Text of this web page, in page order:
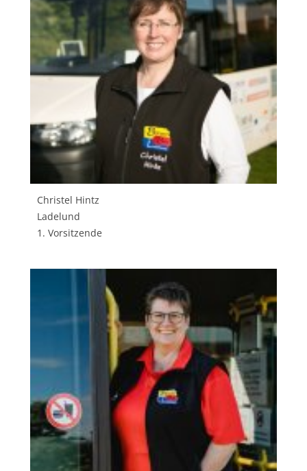
Christel Hintz
Ladelund
1. Vorsitzende